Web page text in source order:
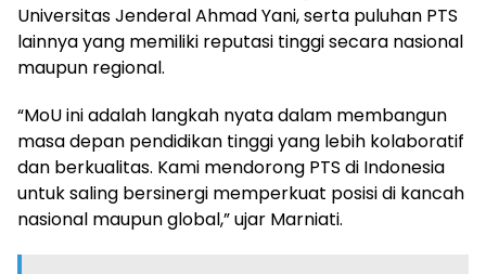
Universitas Jenderal Ahmad Yani, serta puluhan PTS
lainnya yang memiliki reputasi tinggi secara nasional
maupun regional.
“MoU ini adalah langkah nyata dalam membangun
masa depan pendidikan tinggi yang lebih kolaboratif
dan berkualitas. Kami mendorong PTS di Indonesia
untuk saling bersinergi memperkuat posisi di kancah
nasional maupun global,” ujar Marniati.